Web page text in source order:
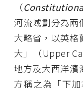
（
河流域劃分為兩
大略省，以英格
大」（Upper
地方及大西洋濱
方稱之為「下